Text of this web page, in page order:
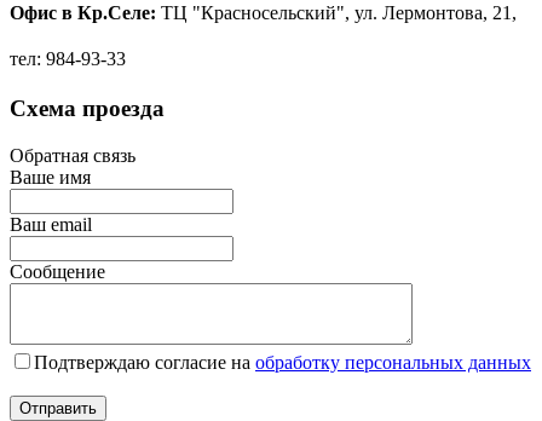
Офис в Кр.Селе: ТЦ "Красносельский", ул. Лермонтова, 21,
тел: 984-93-33
Схема проезда
Обратная связь
Ваше имя
Ваш email
Сообщение
Подтверждаю согласие на обработку персональных данных